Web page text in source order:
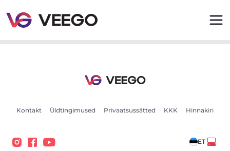
Kontakt Üldtingimused Privaatsussätted KKK Hinnakiri
ET